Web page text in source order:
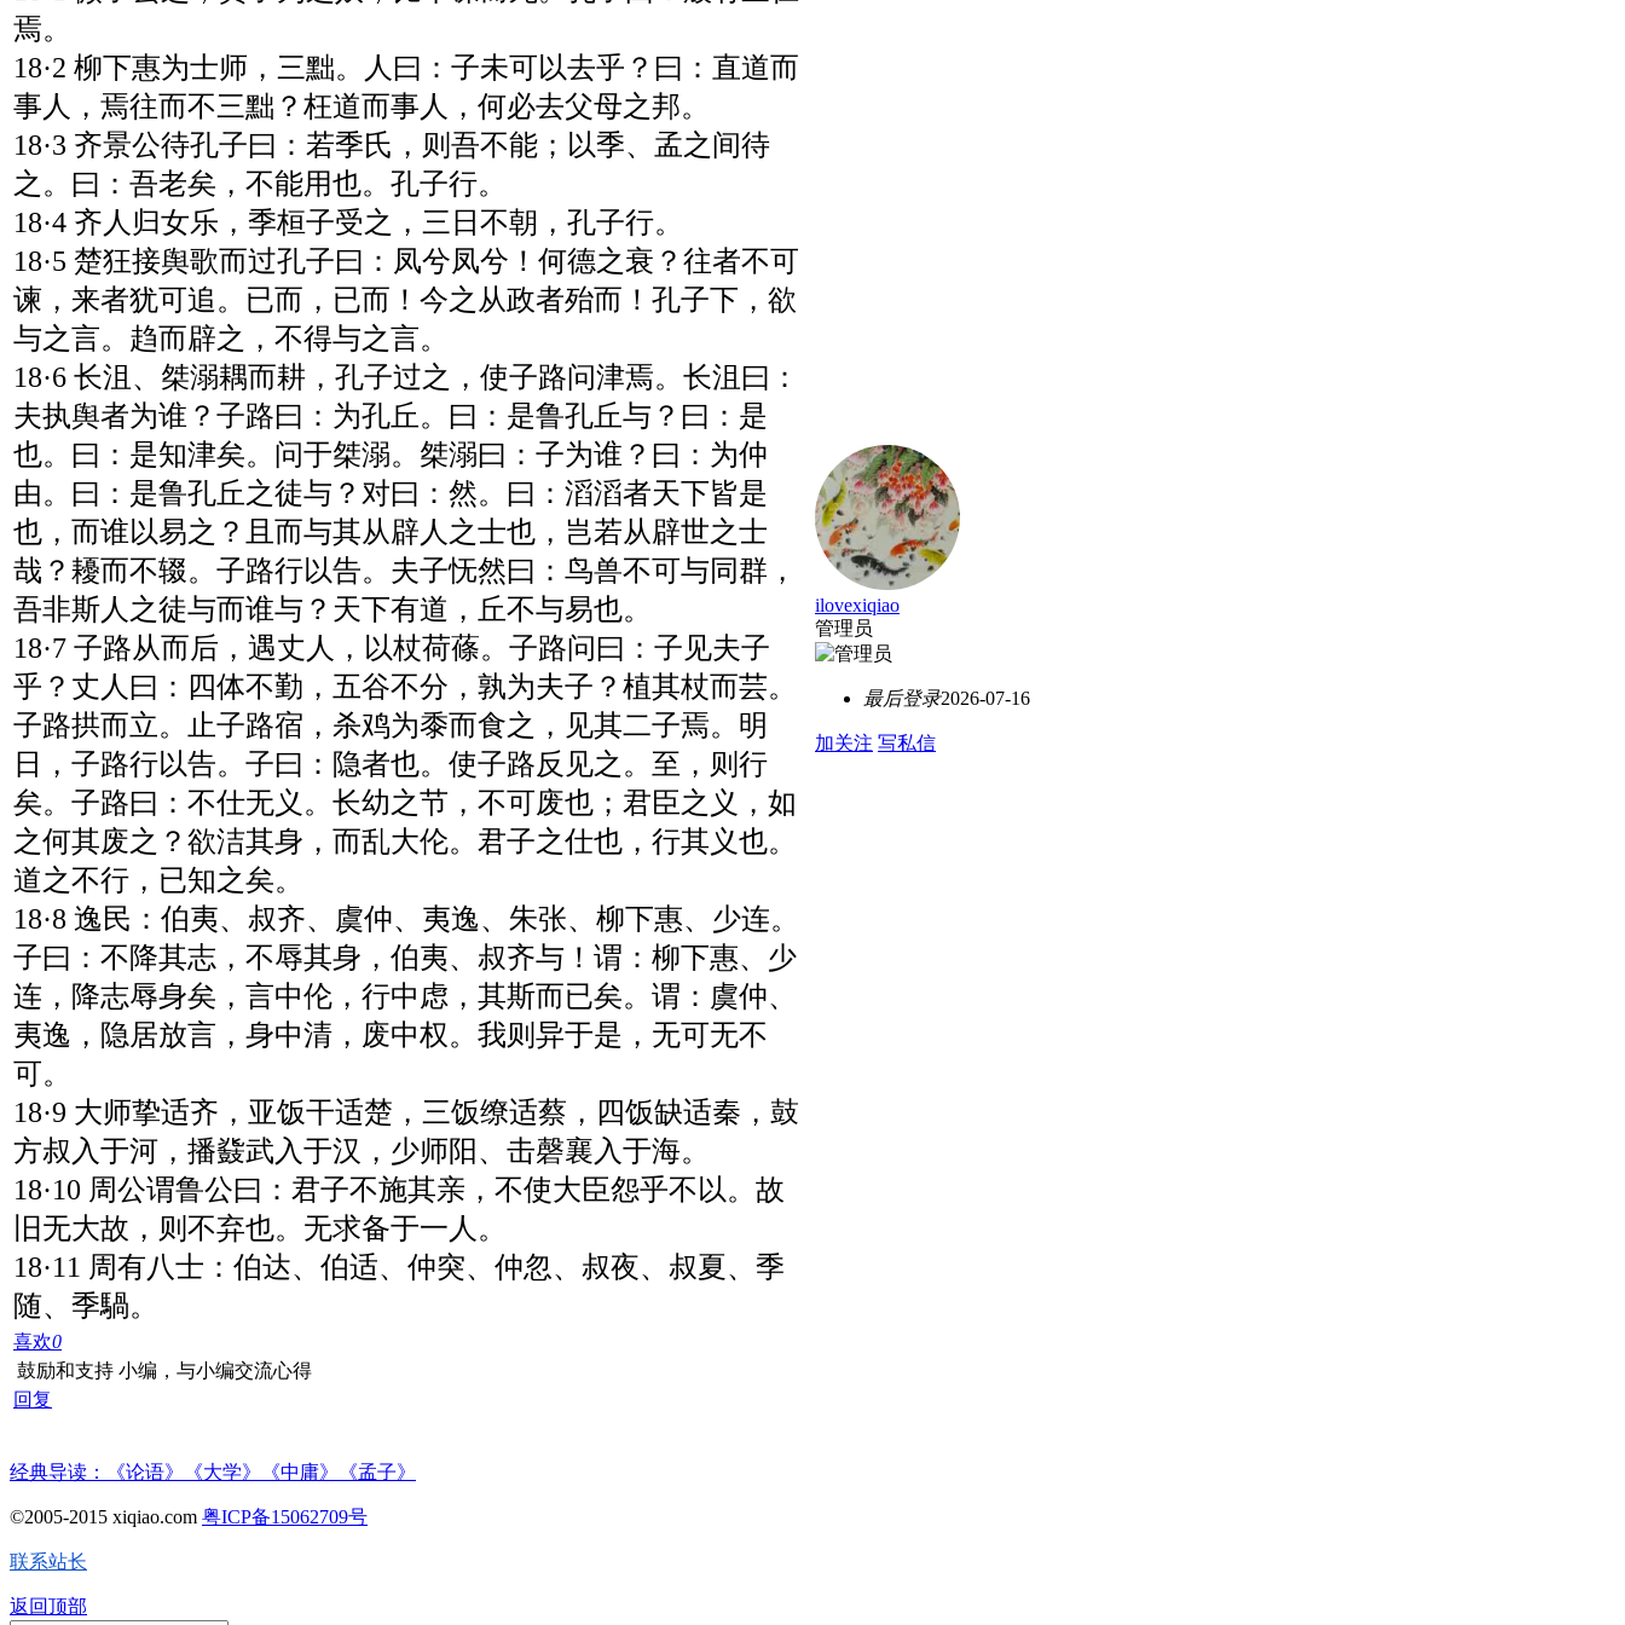
焉。
18·2 柳下惠为士师，三黜。人曰：子未可以去乎？曰：直道而
事人，焉往而不三黜？枉道而事人，何必去父母之邦。
18·3 齐景公待孔子曰：若季氏，则吾不能；以季、孟之间待
之。曰：吾老矣，不能用也。孔子行。
18·4 齐人归女乐，季桓子受之，三日不朝，孔子行。
18·5 楚狂接舆歌而过孔子曰：凤兮凤兮！何德之衰？往者不可
谏，来者犹可追。已而，已而！今之从政者殆而！孔子下，欲
与之言。趋而辟之，不得与之言。
18·6 长沮、桀溺耦而耕，孔子过之，使子路问津焉。长沮曰：
夫执舆者为谁？子路曰：为孔丘。曰：是鲁孔丘与？曰：是
也。曰：是知津矣。问于桀溺。桀溺曰：子为谁？曰：为仲
由。曰：是鲁孔丘之徒与？对曰：然。曰：滔滔者天下皆是
也，而谁以易之？且而与其从辟人之士也，岂若从辟世之士
哉？耰而不辍。子路行以告。夫子怃然曰：鸟兽不可与同群，
吾非斯人之徒与而谁与？天下有道，丘不与易也。
18·7 子路从而后，遇丈人，以杖荷蓧。子路问曰：子见夫子
乎？丈人曰：四体不勤，五谷不分，孰为夫子？植其杖而芸。
子路拱而立。止子路宿，杀鸡为黍而食之，见其二子焉。明
日，子路行以告。子曰：隐者也。使子路反见之。至，则行
矣。子路曰：不仕无义。长幼之节，不可废也；君臣之义，如
之何其废之？欲洁其身，而乱大伦。君子之仕也，行其义也。
道之不行，已知之矣。
18·8 逸民：伯夷、叔齐、虞仲、夷逸、朱张、柳下惠、少连。
子曰：不降其志，不辱其身，伯夷、叔齐与！谓：柳下惠、少
连，降志辱身矣，言中伦，行中虑，其斯而已矣。谓：虞仲、
夷逸，隐居放言，身中清，废中权。我则异于是，无可无不
可。
18·9 大师挚适齐，亚饭干适楚，三饭缭适蔡，四饭缺适秦，鼓
方叔入于河，播鼗武入于汉，少师阳、击磬襄入于海。
18·10 周公谓鲁公曰：君子不施其亲，不使大臣怨乎不以。故
旧无大故，则不弃也。无求备于一人。
18·11 周有八士：伯达、伯适、仲突、仲忽、叔夜、叔夏、季
随、季騧。
ilovexiqiao
管理员
最后登录2026-07-16
加关注 写私信
喜欢0
鼓励和支持 小编，与小编交流心得
回复
经典导读：《论语》《大学》《中庸》《孟子》
©2005-2015 xiqiao.com 粤ICP备15062709号
联系站长
返回顶部